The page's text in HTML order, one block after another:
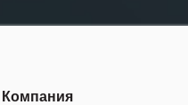
Компания